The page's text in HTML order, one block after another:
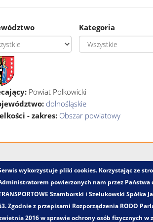
Kategoria
Powiat Polkowicki
dolnośląskie
- zakres: Obszar powiatowy
wykorzystuje pliki cookies. Korzystając ze
powierzonych nam przez Państwa
Szamborski i Szelukowski Spółka
Zgodnie z przepisami Rozporządzenia RODO
2016 w sprawie ochrony osób fizycznych